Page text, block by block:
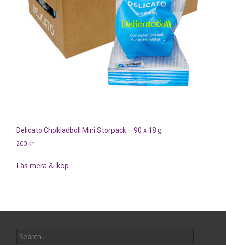
Delicato Chokladboll Mini Storpack – 90 x 18 g
200 kr
Läs mera & köp
for: